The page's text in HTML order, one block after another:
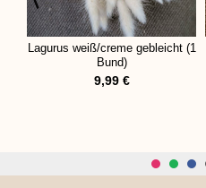
Lagurus weiß/creme gebleicht (1
Bund)
9,99 €